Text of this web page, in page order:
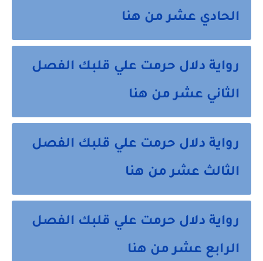
الحادي عشر من هنا
رواية دلال حرمت علي قلبك الفصل
الثاني عشر من هنا
رواية دلال حرمت علي قلبك الفصل
الثالث عشر من هنا
رواية دلال حرمت علي قلبك الفصل
الرابع عشر من هنا